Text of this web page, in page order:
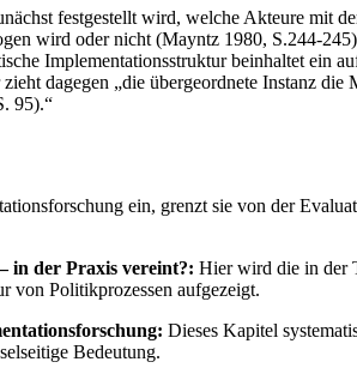
festgestellt wird, welche Akteure mit
wird oder nicht (Mayntz 1980, S.244-
Implementationsstruktur beinhaltet ein
dagegen „die übergeordnete Instanz
95).“
ein, grenzt sie von der
in der Praxis vereint?: Hier wird die in der
von Politikprozessen aufgezeigt.
Dieses Kapitel
Bedeutung.